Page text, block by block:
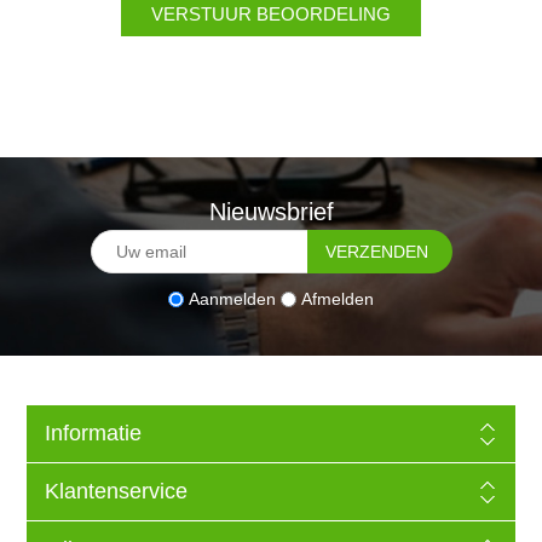
Nieuwsbrief
Aanmelden Afmelden
Informatie
Klantenservice